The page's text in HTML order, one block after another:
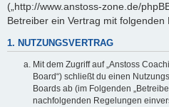
(„http://www.anstoss-zone.de/
Betreiber ein Vertrag mit
1. NUTZUNGSVERTRAG
Mit dem Zugriff auf „Anstoss
Board“) schließt du einen
Boards ab (im Folgenden
nachfolgenden Regelungen